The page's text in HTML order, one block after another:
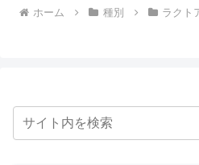
ホーム 種別 ラクト